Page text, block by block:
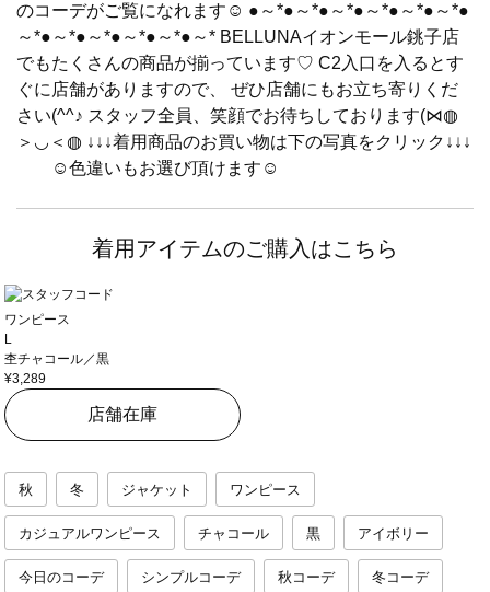
のコーデがご覧になれます☺ ●～*●～*●～*●～*●～*●～*●
～*●～*●～*●～*●～*●～* BELLUNAイオンモール銚子店
でもたくさんの商品が揃っています♡ C2入口を入るとす
ぐに店舗がありますので、 ぜひ店舗にもお立ち寄りくだ
さい(^^♪ スタッフ全員、笑顔でお待ちしております(⋈◍
＞◡＜◍ ↓↓↓着用商品のお買い物は下の写真をクリック↓↓↓
☺色違いもお選び頂けます☺
着用アイテムのご購入はこちら
ワンピース
L
杢チャコール／黒
¥3,289
店舗在庫
秋 冬 ジャケット ワンピース
カジュアルワンピース チャコール 黒 アイボリー
今日のコーデ シンプルコーデ 秋コーデ 冬コーデ